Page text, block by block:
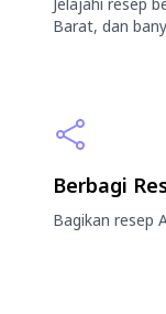
Barat, dan
Berbagi
Bagikan resep